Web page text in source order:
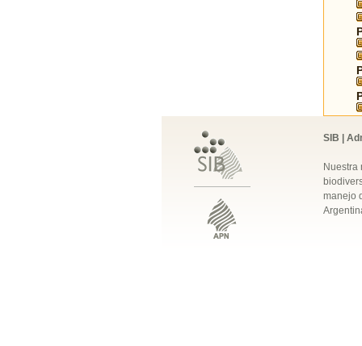
SIB |
Nuestra
manejo